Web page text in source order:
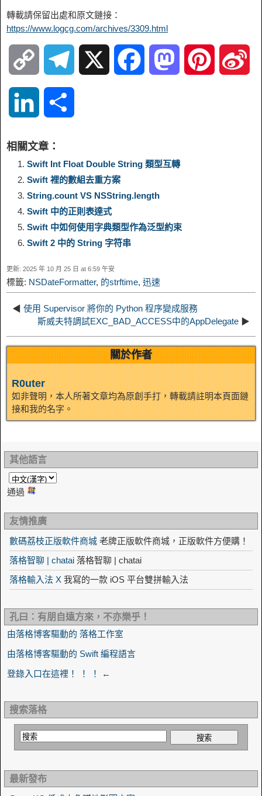
轉載請保留出處和原文鏈接：
https://www.logcg.com/archives/3309.html
o
y
L
i
n
k
g
r
a
m
n
k
e
I
n
a
r
e
相關文章：
Swift Int Float Double String 類型互轉
Swift 裡的數組去重方案
String.count VS NSString.length
Swift 中的正則表達式
Swift 中如何使用字典類型作為泛型約束
Swift 2 中的 String 字符串
更新: 2025 年 10 月 25 日 at 6:59 午安
標籤: NSDateFormatter, 的strftime, 迅速
◀ 使用 Supervisor 將你的 Python 程序變成服務
斯威夫特調試EXC_BAD_ACCESS中的AppDelegate ▶
關於作者
R0uter
如非聲明，本人所著文章均為原創手打，轉載請註明本頁面鏈
接和我的名字。
其他語言
通過
友情推廣
數碼荔枝正版軟件商城 老牌正版軟件商城，正版軟件方便購！
落格智聊 | chatai 落格智聊 | chatai
落格輸入法 X 我寫的一款 iOS 平台雙拼輸入法
孔曰：有朋自遠方來，不亦樂乎！
由落格博客驅動的 落格工作室
由落格博客驅動的 Swift 編程語言
登錄入口在這裡！ ！ ！ ←
搜索落格
最新發布